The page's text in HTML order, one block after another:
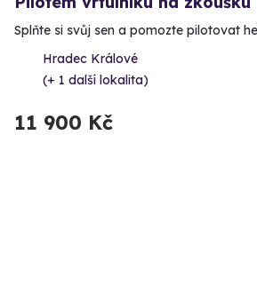
Splňte si svůj sen a pomozte pilotovat
Hradec Králové
(+ 1 další lokalita)
11 900 Kč